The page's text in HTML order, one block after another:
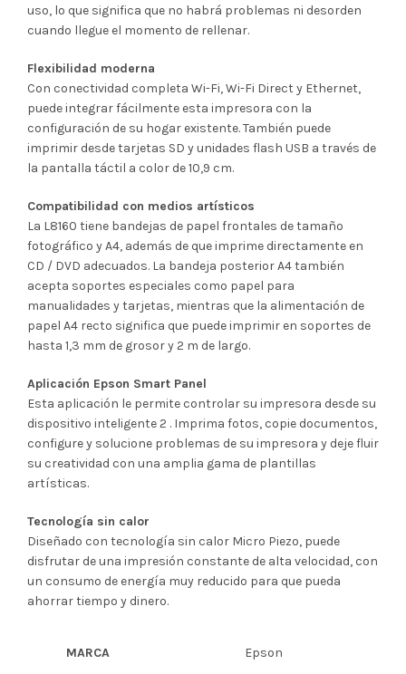
uso, lo que significa que no habrá problemas ni desorden
cuando llegue el momento de rellenar.
Flexibilidad moderna
Con conectividad completa Wi-Fi, Wi-Fi Direct y Ethernet,
puede integrar fácilmente esta impresora con la
configuración de su hogar existente. También puede
imprimir desde tarjetas SD y unidades flash USB a través de
la pantalla táctil a color de 10,9 cm.
Compatibilidad con medios artísticos
La L8160 tiene bandejas de papel frontales de tamaño
fotográfico y A4, además de que imprime directamente en
CD / DVD adecuados. La bandeja posterior A4 también
acepta soportes especiales como papel para
manualidades y tarjetas, mientras que la alimentación de
papel A4 recto significa que puede imprimir en soportes de
hasta 1,3 mm de grosor y 2 m de largo.
Aplicación Epson Smart Panel
Esta aplicación le permite controlar su impresora desde su
dispositivo inteligente 2 . Imprima fotos, copie documentos,
configure y solucione problemas de su impresora y deje fluir
su creatividad con una amplia gama de plantillas
artísticas.
Tecnología sin calor
Diseñado con tecnología sin calor Micro Piezo, puede
disfrutar de una impresión constante de alta velocidad, con
un consumo de energía muy reducido para que pueda
ahorrar tiempo y dinero.
MARCA Epson